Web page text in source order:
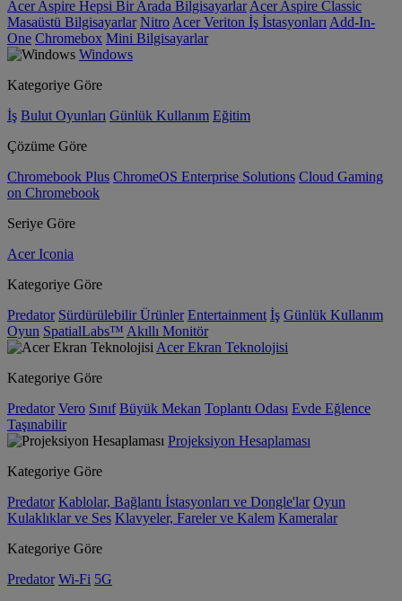
Acer Aspire Hepsi Bir Arada Bilgisayarlar Acer Aspire Classic
Masaüstü Bilgisayarlar Nitro Acer Veriton İş İstasyonları Add-In-
One Chromebox Mini Bilgisayarlar
Windows
Kategoriye Göre
İş Bulut Oyunları Günlük Kullanım Eğitim
Çözüme Göre
Chromebook Plus ChromeOS Enterprise Solutions Cloud Gaming
on Chromebook
Seriye Göre
Acer Iconia
Kategoriye Göre
Predator Sürdürülebilir Ürünler Entertainment İş Günlük Kullanım
Oyun SpatialLabs™ Akıllı Monitör
Acer Ekran Teknolojisi
Kategoriye Göre
Predator Vero Sınıf Büyük Mekan Toplantı Odası Evde Eğlence
Taşınabilir
Projeksiyon Hesaplaması
Kategoriye Göre
Predator Kablolar, Bağlantı İstasyonları ve Dongle'lar Oyun
Kulaklıklar ve Ses Klavyeler, Fareler ve Kalem Kameralar
Kategoriye Göre
Predator Wi-Fi 5G